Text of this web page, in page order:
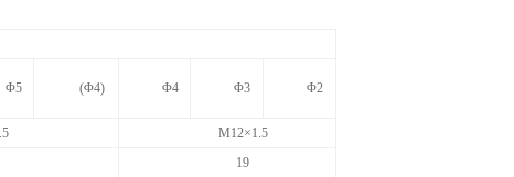
Φ5 (Φ4) Φ4 Φ3
Φ2
M12×1.5
19